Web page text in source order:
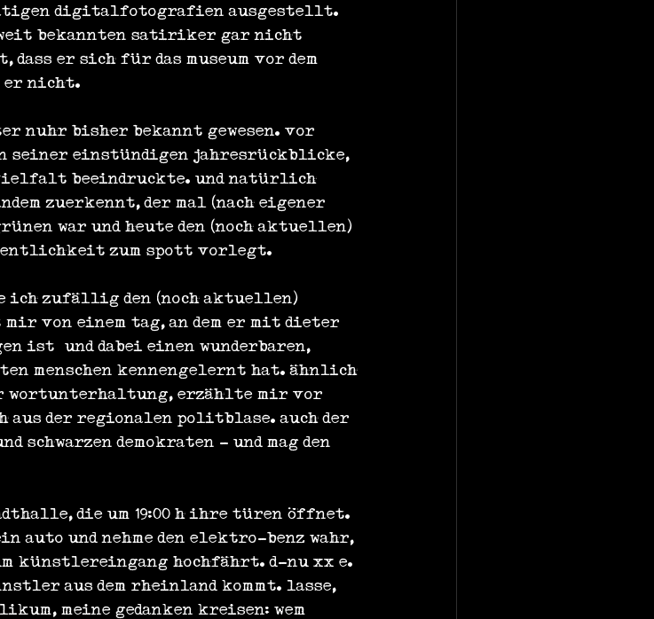
digitalfotografien ausgestellt.
bekannten satiriker gar nicht
er sich für das museum vor dem
nicht.
bisher bekannt gewesen. vor
seiner einstündigen jahresrückblicke,
beeindruckte. und natürlich
zuerkennt, der mal (nach eigener
war und heute den (noch aktuellen)
zum spott vorlegt.
ich zufällig den (noch aktuellen)
von einem tag, an dem er mit dieter
ist“ und dabei einen wunderbaren,
menschen kennengelernt hat. ähnlich
wortunterhaltung, erzählte mir vor
aus der regionalen politblase. auch der
schwarzen demokraten - und mag den
die um 19:00 h ihre türen öffnet.
auto und nehme den elektro-benz wahr,
künstler­eingang hochfährt. d-nu xx e.
aus dem rheinland kommt. lasse,
meine gedanken kreisen: wem